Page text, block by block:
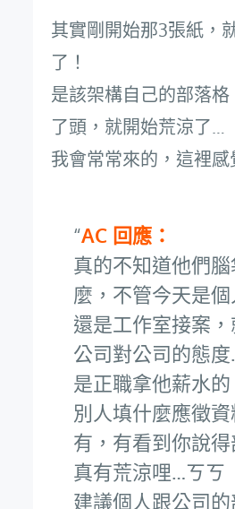
其實剛開始那3張紙，
了！
是該架構自己的部落
了頭，就開始荒涼了…
我會常常來的，這裡感
AC 回應：
真的不知道他們
麼，不管今天是個
還是工作室接案
公司對公司的態
是正職拿他薪水
別人填什麼應徵
有，有看到你說
真有荒涼哩…ㄎㄎ
建議個人跟公司